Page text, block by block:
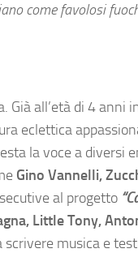
come favolosi
all’età di 4 anni
eclettica
la voce a diversi
Gino Vannelli,
al progetto
Little Tony,
musica e